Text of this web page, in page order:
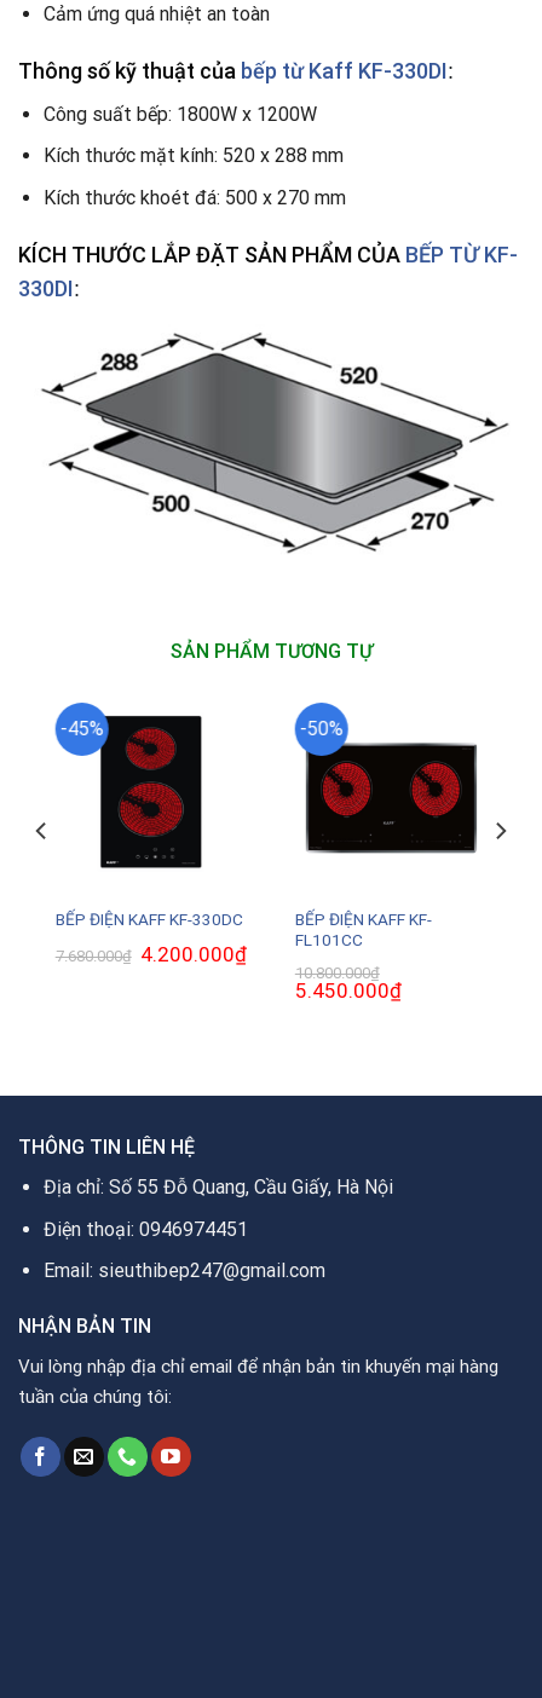
Cảm ứng quá nhiệt an toàn
Thông số kỹ thuật của bếp từ Kaff KF-330DI:
Công suất bếp: 1800W x 1200W
Kích thước mặt kính: 520 x 288 mm
Kích thước khoét đá: 500 x 270 mm
KÍCH THƯỚC LẮP ĐẶT SẢN PHẨM CỦA BẾP TỪ KF-
330DI:
SẢN PHẨM TƯƠNG TỰ
-45%
BẾP ĐIỆN KAFF KF-330DC
7.680.000₫ Giá
gốc
4.200.000₫Giá
hiện
-50%
BẾP ĐIỆN KAFF KF-
FL101CC
10.800.000₫
Giá
gốc
5.450.000₫Giá
hiện
THÔNG TIN LIÊN HỆ
Địa chỉ: Số 55 Đỗ Quang, Cầu Giấy, Hà Nội
Điện thoại: 0946974451
Email: sieuthibep247@gmail.com
NHẬN BẢN TIN
Vui lòng nhập địa chỉ email để nhận bản tin khuyến mại hàng
tuần của chúng tôi: